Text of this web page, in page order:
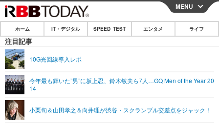
CLOSE
ホーム
IT・デジタル
ショッピング その他
SPEED TEST
エンタメ
エンタメTOP 映画・ドラマ
ライフ
MENU
ホーム IT・デジタル SPEED TEST エンタメ ライフ
注目記事
10G光回線導入レポ
今年最も輝いた”男”に坂上忍、鈴木敏夫ら7人…GQ Men of the Year 20
14
小栗旬＆山田孝之＆向井理が渋谷・スクランブル交差点をジャック！